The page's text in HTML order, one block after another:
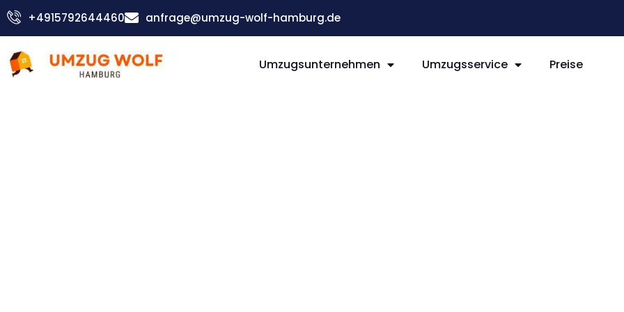
Zum
Inhalt
+4915792644460 anfrage@umzug-wolf-hamburg.de
Umzugsunternehmen Umzugsservice Preise